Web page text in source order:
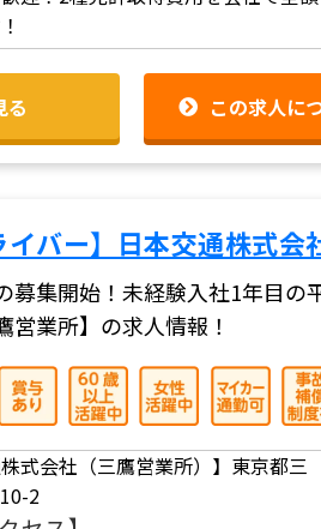
る この求人に
バー】日本交通株式会
募集開始！未経験入社1年目
業所】の求人情報！
株式会社（三鷹営業所）】東京都三
2